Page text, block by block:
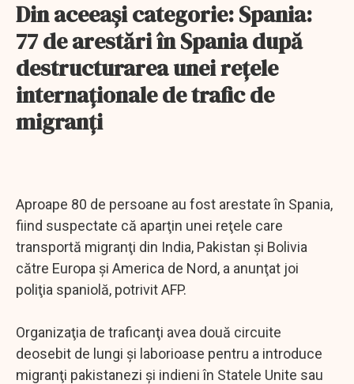
Din aceeaşi categorie: Spania:
77 de arestări în Spania după
destructurarea unei reţele
internaţionale de trafic de
migranţi
Aproape 80 de persoane au fost arestate în Spania,
fiind suspectate că aparţin unei reţele care
transportă migranţi din India, Pakistan şi Bolivia
către Europa şi America de Nord, a anunţat joi
poliţia spaniolă, potrivit AFP.
Organizaţia de traficanţi avea două circuite
deosebit de lungi şi laborioase pentru a introduce
migranţi pakistanezi şi indieni în Statele Unite sau